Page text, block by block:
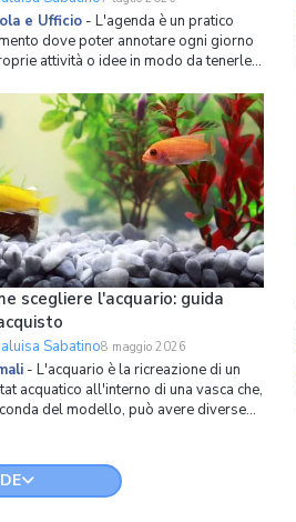
e Ufficio - L'agenda è un pratico
dove poter annotare ogni giorno
attività o idee in modo da tenerle
perfetta non è sempre facile, un po'
quando bisognava acquistare il diario
della scuola: così tanti a
da rendere l
scegliere l'acquario: guida
Sabatino8 maggio 2026
- L'acquario è la ricreazione di un
acquatico all'interno di una vasca che,
del modello, può avere diverse
La forma del contenitore
è quella di un parallelepipedo